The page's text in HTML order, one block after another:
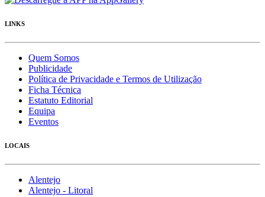
LINKS
Quem Somos
Publicidade
Política de Privacidade e Termos de Utilização
Ficha Técnica
Estatuto Editorial
Equipa
Eventos
LOCAIS
Alentejo
Alentejo - Litoral